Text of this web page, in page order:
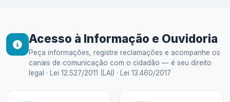
Acesso à Informação e Ouvidoria
Peça informações, registre reclamações e acompanhe os
canais de comunicação com o cidadão — é seu direito
legal · Lei 12.527/2011 (LAI) · Lei 13.460/2017